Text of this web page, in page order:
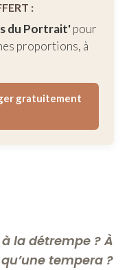
:
du Portrait'pour
proportions, à
gratuitement
la détrempe ? À
tempera ?